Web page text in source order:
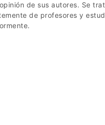
de sus autores. Se
de profesores y